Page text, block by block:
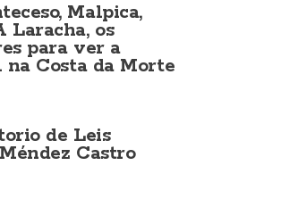
Malpica,
Laracha, os
para ver a
Costa da Morte
de Leis
Castro